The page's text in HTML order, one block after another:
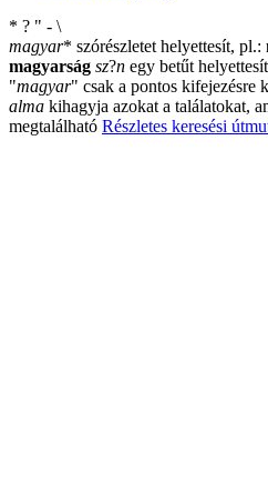
* ? " - \
magyar* szórészletet helyettesít, pl.:
magyarság sz?n egy betűt
"magyar" csak a pontos kifejezésre
alma kihagyja azokat a találatokat,
megtalálható Részletes keresési